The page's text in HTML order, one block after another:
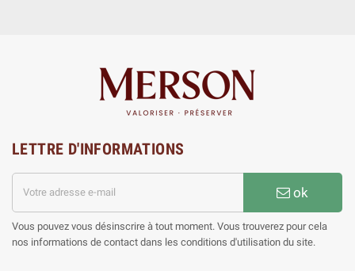
LETTRE D'INFORMATIONS
ok
Vous pouvez vous désinscrire à tout moment. Vous trouverez pour cela
nos informations de contact dans les conditions d'utilisation du site.